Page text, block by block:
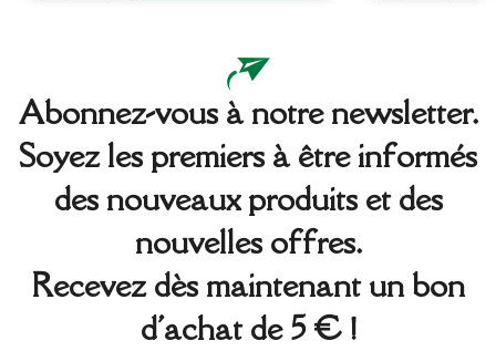
Abonnez-vous à notre newsletter.
Soyez les premiers à être informés
des nouveaux produits et des
nouvelles offres.
Recevez dès maintenant un bon
d'achat de 5 € !